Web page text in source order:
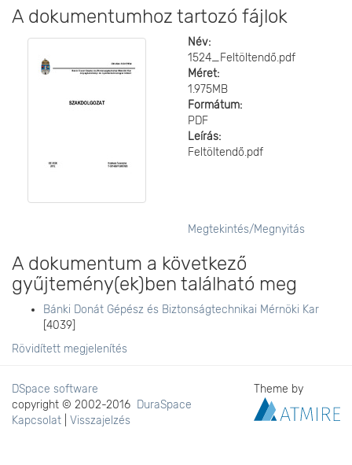
A dokumentumhoz tartozó fájlok
Név:
1524_Feltöltendő.pdf
Méret:
1.975MB
Formátum:
PDF
Leírás:
Feltöltendő.pdf
Megtekintés/Megnyitás
A dokumentum a következő
gyűjtemény(ek)ben található meg
Bánki Donát Gépész és Biztonságtechnikai Mérnöki Kar
[4039]
Rövidített megjelenítés
DSpace software
copyright © 2002-2016 DuraSpace
Kapcsolat
Visszajelzés
Theme by